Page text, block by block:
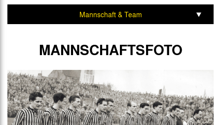
Mannschaft & Team
MANNSCHAFTSFOTO